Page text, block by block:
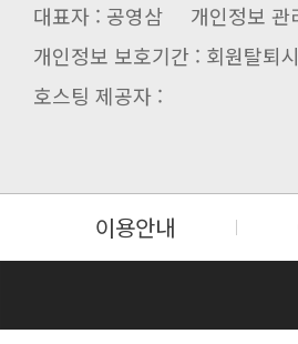
대표자 : 공영삼 개인정보 관
개인정보 보호기간 : 회원탈퇴시
호스팅 제공자 :
이용안내